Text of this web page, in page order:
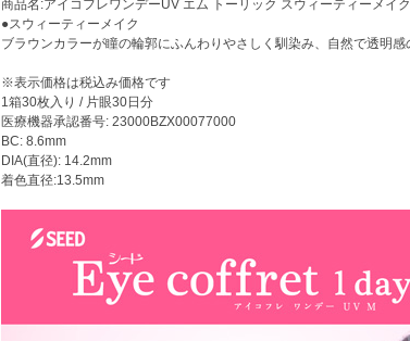
商品名:アイコフレワンデーUV エム トーリック スウィーティーメイ
●スウィーティーメイク
ブラウンカラーが瞳の輪郭にふんわりやさしく馴染み、自然で透明感
※表示価格は税込み価格です
1箱30枚入り / 片眼30日分
医療機器承認番号: 23000BZX00077000
BC: 8.6mm
DIA(直径): 14.2mm
着色直径:13.5mm